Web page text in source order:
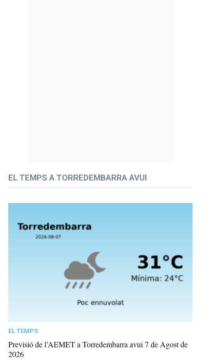
EL TEMPS A TORREDEMBARRA AVUI
EL TEMPS
Previsió de l’AEMET a Torredembarra avui 7 de Agost de
2026